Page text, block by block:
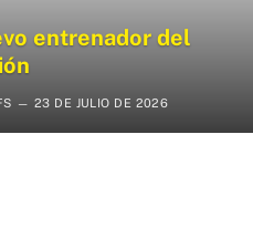
entrenador del
23 DE JULIO DE 2026